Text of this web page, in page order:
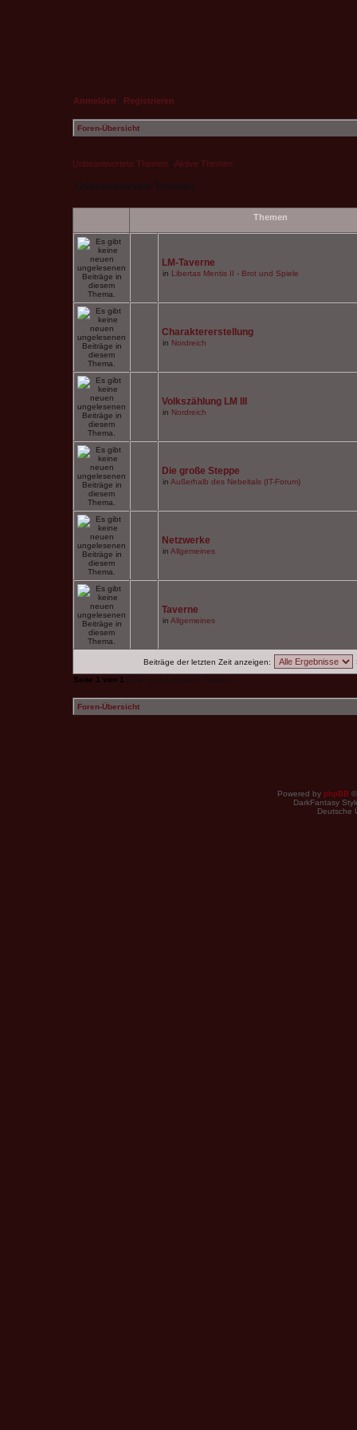
Anmelden Registrieren
Foren-Übersicht
Unbeantwortete Themen Aktive Themen
Themen
LM-Taverne
in Libertas Mentis II - Brot und Spiele
Charaktererstellung
in Nordreich
Volkszählung LM III
in Nordreich
Die große Steppe
in Außerhalb des Nebeltals (IT-Forum)
Netzwerke
in Allgemeines
Taverne
in Allgemeines
Beiträge der letzten Zeit anzeigen:
Seite 1 von 1
Foren-Übersicht
Powered by phpBB
DarkFantasy
Deutsche